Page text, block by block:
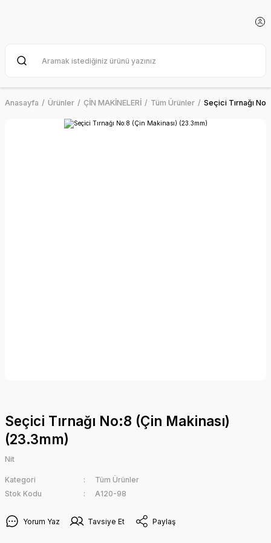
Anasayfa Ürünler ÇİN MAKİNELERİ Tüm Ürünler Seçici Tırnağı
Seçici Tırnağı No:8 (Çin Makinası)
(23.3mm)
Nit
Kategori
Tüm Ürünler
Stok Kodu
A120-98
Yorum Yaz Tavsiye Et Paylaş